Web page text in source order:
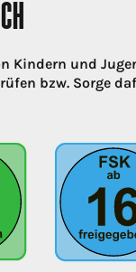
Kindern und
bzw. Sorge